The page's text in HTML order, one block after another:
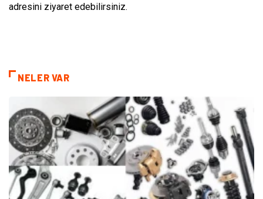
adresini ziyaret edebilirsiniz.
NELER VAR